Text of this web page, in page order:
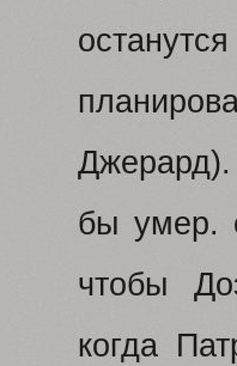
Джерард).
бы умер.
чтобы
когда